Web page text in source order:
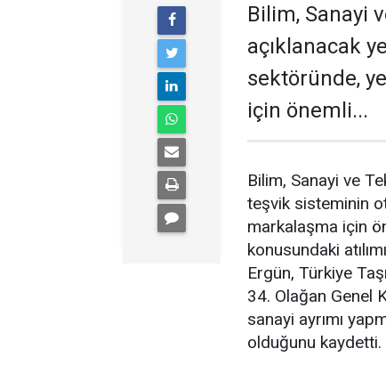
Bilim, Sanayi
açıklanacak
sektöründe,
için önemli...
Bilim, Sanayi ve
teşvik sisteminin
markalaşma için
konusundaki
Ergün, Türkiye
34. Olağan Genel
sanayi ayrımı
olduğunu kaydetti.